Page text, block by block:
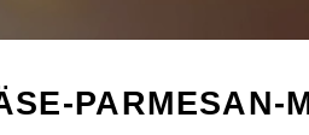
PARMESAN-